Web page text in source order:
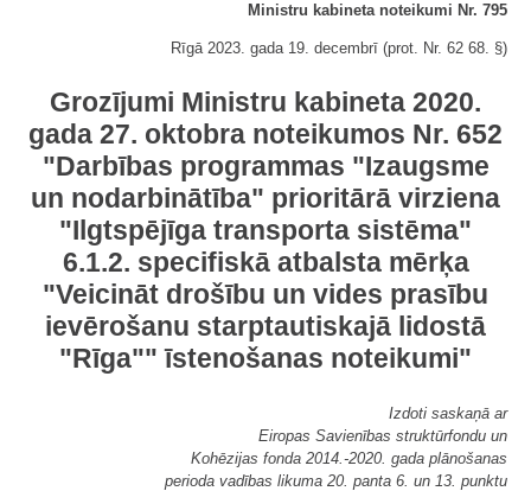
Ministru kabineta noteikumi Nr. 795
Rīgā 2023. gada 19. decembrī (prot. Nr. 62 68. §)
Grozījumi Ministru kabineta 2020.
gada 27. oktobra noteikumos Nr. 652
"Darbības programmas "Izaugsme
un nodarbinātība" prioritārā virziena
"Ilgtspējīga transporta sistēma"
6.1.2. specifiskā atbalsta mērķa
"Veicināt drošību un vides prasību
ievērošanu starptautiskajā lidostā
"Rīga"" īstenošanas noteikumi"
Izdoti saskaņā ar
Eiropas Savienības struktūrfondu un
Kohēzijas fonda 2014.-2020. gada plānošanas
perioda vadības likuma 20. panta 6. un 13. punktu